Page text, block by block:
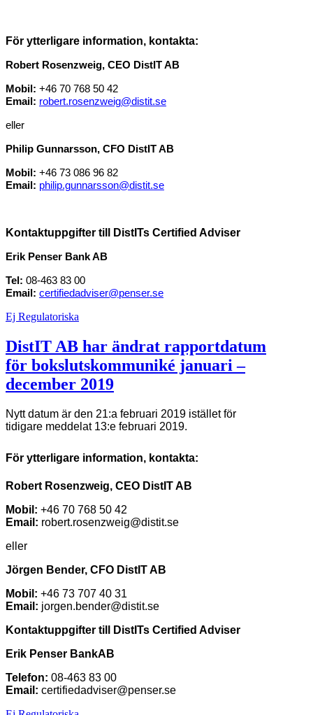
För ytterligare information, kontakta:
Robert Rosenzweig, CEO DistIT AB
Mobil: +46 70 768 50 42
Email: robert.rosenzweig@distit.se
eller
Philip Gunnarsson, CFO DistIT AB
Mobil: +46 73 086 96 82
Email: philip.gunnarsson@distit.se
Kontaktuppgifter till DistITs Certified Adviser
Erik Penser Bank AB
Tel: 08-463 83 00
Email: certifiedadviser@penser.se
Ej Regulatoriska
DistIT AB har ändrat rapportdatum
för bokslutskommuniké januari –
december 2019
Nytt datum är den 21:a februari 2019 istället för
tidigare meddelat 13:e februari 2019.
För ytterligare information, kontakta:
Robert Rosenzweig, CEO DistIT AB
Mobil: +46 70 768 50 42
Email: robert.rosenzweig@distit.se
eller
Jörgen Bender, CFO DistIT AB
Mobil: +46 73 707 40 31
Email: jorgen.bender@distit.se
Kontaktuppgifter till DistITs Certified Adviser
Erik Penser BankAB
Telefon: 08-463 83 00
Email: certifiedadviser@penser.se